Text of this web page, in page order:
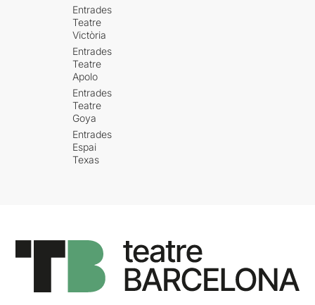
Entrades
Teatre
Victòria
Entrades
Teatre
Apolo
Entrades
Teatre
Goya
Entrades
Espai
Texas